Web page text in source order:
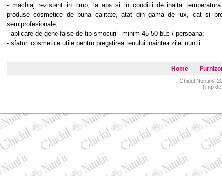
- machiaj rezistent in timp, la apa si in conditii de inalta
produse cosmetice de buna calitate, atat din gama de lux, cat si
semiprofesionale;
- aplicare de gene false de tip smocuri - minim 45-50 buc / persoana;
- sfaturi cosmetice utile pentru pregatirea tenului inaintea zilei nuntii.
Home
Ghidul Nuntii ©
Timp